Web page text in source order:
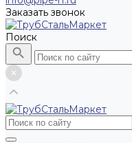
Заказать звонок
Поиск